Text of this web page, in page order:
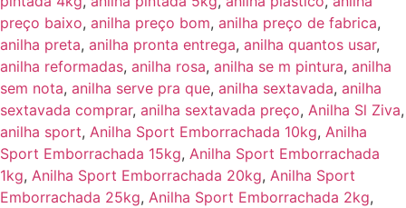
preço baixo, anilha preço bom, anilha preço de fabrica,
anilha preta, anilha pronta entrega, anilha quantos usar,
anilha reformadas, anilha rosa, anilha se m pintura, anilha
sem nota, anilha serve pra que, anilha sextavada, anilha
sextavada comprar, anilha sextavada preço, Anilha Sl Ziva,
anilha sport, Anilha Sport Emborrachada 10kg, Anilha
Sport Emborrachada 15kg, Anilha Sport Emborrachada
1kg, Anilha Sport Emborrachada 20kg, Anilha Sport
Emborrachada 25kg, Anilha Sport Emborrachada 2kg,